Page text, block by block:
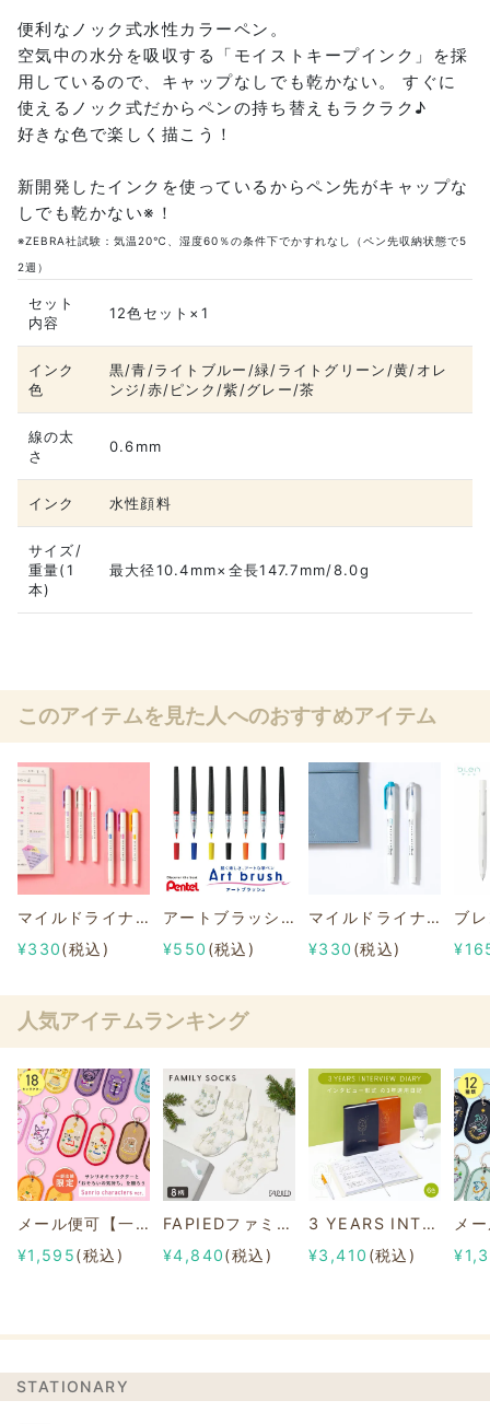
便利なノック式水性カラーペン。
空気中の水分を吸収する「モイストキープインク」を採
用しているので、キャップなしでも乾かない。 すぐに
使えるノック式だからペンの持ち替えもラクラク♪
好きな色で楽しく描こう！
新開発したインクを使っているからペン先がキャップな
しでも乾かない※！
※ZEBRA社試験：気温20℃、湿度60％の条件下でかすれなし（ペン先収納状態で5
2週）
セット
内容
12色セット×1
インク
色
黒/青/ライトブルー/緑/ライトグリーン/黄/オレ
ンジ/赤/ピンク/紫/グレー/茶
線の太
さ
0.6mm
インク 水性顔料
サイズ/
重量(1
本)
最大径10.4mm×全長147.7mm/8.0g
このアイテムを見た人へのおすすめアイテム
マイルドライナー スタプラ部おすすめ3本セット
¥330(税込)
アートブラッシュ
¥550 (税込)
マイルドライナーブラッシュ SUNNYおすすめセット
¥330 (税込)
ブ
人気アイテムランキング
メール便可【一部店舗限定】2/8b PAIR KEY RING Sanrio characters ver.
¥1,595(税込)
FAPIEDファミリーソックスセット 総柄
¥4,840(税込)
3 YEARS INTERVIEW DIARY
¥3,410 (税込)
STATIONARY